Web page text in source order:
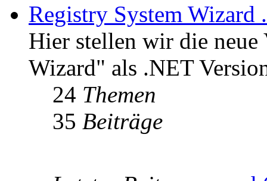
Registry System Wizard
Hier stellen wir die neue
Wizard" als .NET
24 Themen
35 Beiträge